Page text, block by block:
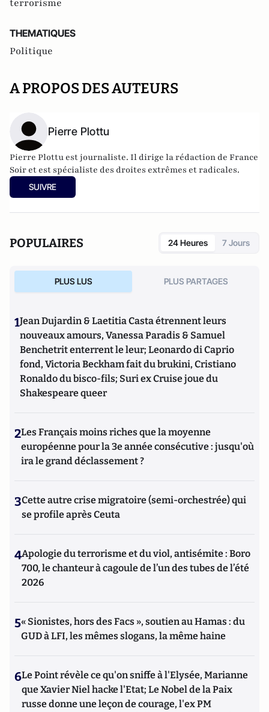
terrorisme
THEMATIQUES
Politique
A PROPOS DES AUTEURS
Pierre Plottu
Pierre Plottu est journaliste. Il dirige la rédaction de France
Soir et est spécialiste des droites extrêmes et radicales.
SUIVRE
POPULAIRES 24 Heures 7 Jours
PLUS LUS PLUS PARTAGES
1Jean Dujardin & Laetitia Casta étrennent leurs
nouveaux amours, Vanessa Paradis & Samuel
Benchetrit enterrent le leur; Leonardo di Caprio
fond, Victoria Beckham fait du brukini, Cristiano
Ronaldo du bisco-fils; Suri ex Cruise joue du
Shakespeare queer
2Les Français moins riches que la moyenne
européenne pour la 3e année consécutive : jusqu'où
ira le grand déclassement ?
3Cette autre crise migratoire (semi-orchestrée) qui
se profile après Ceuta
4Apologie du terrorisme et du viol, antisémite : Boro
700, le chanteur à cagoule de l’un des tubes de l’été
2026
5« Sionistes, hors des Facs », soutien au Hamas : du
GUD à LFI, les mêmes slogans, la même haine
6Le Point révèle ce qu'on sniffe à l'Elysée, Marianne
que Xavier Niel hacke l'Etat; Le Nobel de la Paix
russe donne une leçon de courage, l'ex PM